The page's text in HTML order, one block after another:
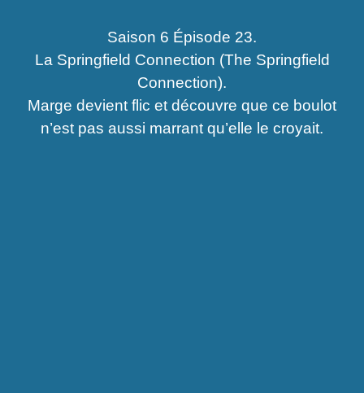
Saison 6 Épisode 23.
La Springfield Connection (The Springfield
Connection).
Marge devient flic et découvre que ce boulot
n’est pas aussi marrant qu’elle le croyait.